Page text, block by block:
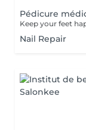
Pédicure
Nail Repair